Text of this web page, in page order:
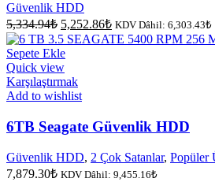
Güvenlik HDD
5,334.94₺ Orijinal
fiyat:
5,334.94₺.
5,252.86₺Şu
andaki
fiyat:
KDV Dâhil: 6,303.43₺
Sepete Ekle
Quick view
Karşılaştırmak
Add to wishlist
6TB Seagate Güvenlik HDD
Güvenlik HDD, 2 Çok Satanlar, Popüler
7,879.30₺ KDV Dâhil: 9,455.16₺